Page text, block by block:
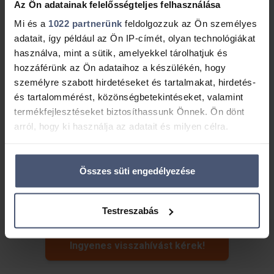
Az Ön adatainak felelősségteljes felhasználása
Mi és a 1022 partnerünk feldolgozzuk az Ön személyes
adatait, így például az Ön IP-címét, olyan technológiákat
használva, mint a sütik, amelyekkel tárolhatjuk és
hozzáférünk az Ön adataihoz a készülékén, hogy
személyre szabott hirdetéseket és tartalmakat, hirdetés-
és tartalommérést, közönségbetekintéseket, valamint
termékfejlesztéseket biztosíthassunk Önnek. Ön dönt
arról, hogy ki használja az adatait és milyen célra.
Ha engedélyezi, a következőt is meg szeretnénk tenni:
Információgyűjtés az Ön földrajzi
elhelyezkedéséről pár méteres pontossággal
tulajdonságainak (ujjlenyomat) aktív ellenőrzésével
módjairól és adja meg preferenciáit a Részletek
pontban. Bármikor módosíthatja vagy visszavonhatja a
Összes süti engedélyezése
Testreszabás
Üzenet
célból személyre szabott hírlevelet, üzeneteket
küldjön.
adatvédelmi tájékoztatóját
Ingyenes visszahívást kérek!